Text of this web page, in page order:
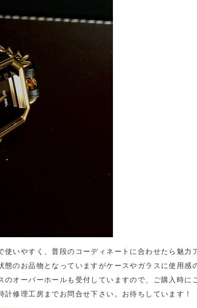
いやすく、普段のコーディネートに合わせたら魅力
態のお品物となっていますがケースやガラスに使用感
のオーバーホールも受付していますので、ご購入時に
修理工房までお問合せ下さい。お待ちしています！